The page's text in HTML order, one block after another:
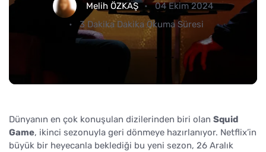
Melih ÖZKAŞ
04 Ekim 2024
3 Dakika Dakika Okuma Süresi
Dünyanın en çok konuşulan dizilerinden biri olan Squid
Game, ikinci sezonuyla geri dönmeye hazırlanıyor. Netflix’in
büyük bir heyecanla beklediği bu yeni sezon, 26 Aralık